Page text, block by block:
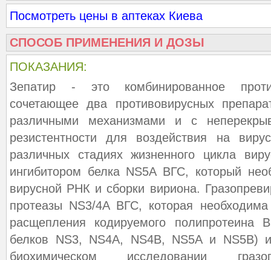
Посмотреть цены в аптеках Киева
СПОСОБ ПРИМЕНЕНИЯ И ДОЗЫ
ПОКАЗАНИЯ:
Зепатир - это комбинированное
сочетающее два противовирусных
различными механизмами и с
резистентности для воздействия на
различных стадиях жизненного цикла
ингибитором белка NS5A ВГС, который
вирусной РНК и сборки вириона.
протеазы NS3/4A ВГС, которая необходима
расщепления кодируемого
белков NS3, NS4A, NS4B, NS5A и NS5B)
биохимическом исследовании